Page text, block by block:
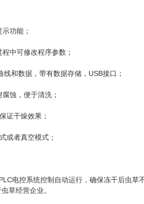
功能；
中可修改程序参数；
和数据，带有数据存储，USB接口；
蚀，便于清洗；
干燥效果；
者真空模式；
电控系统控制自动运行，确保冻干后虫
草经营企业。